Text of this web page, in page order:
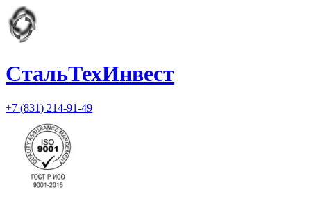
СтальТехИнвест
+7 (831) 214-91-49